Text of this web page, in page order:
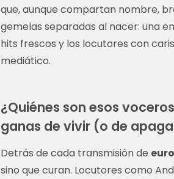
que, aunque compartan nombre,
gemelas separadas al nacer: una
hits frescos y los locutores con
mediático.
¿Quiénes son esos
ganas de vivir (o de
Detrás de cada transmisión de
sino que curan. Locutores como